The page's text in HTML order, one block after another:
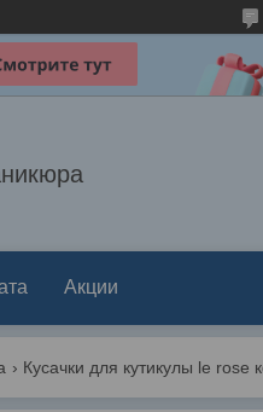
Акции
Кусачки для кутикулы le rose